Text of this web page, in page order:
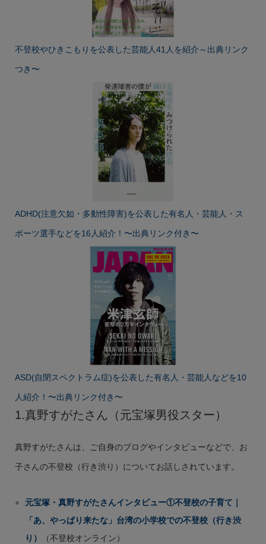
不登校やひきこもりを公表した芸能人41人を紹介～出典リンク
つき〜
ADHD(注意欠如・多動性障害)を公表した有名人・芸能人・ス
ポーツ選手などを16人紹介！〜出典リンク付き〜
ASD(自閉スペクトラム症)を公表した有名人・芸能人などを10
人紹介！〜出典リンク付き〜
1.真野すがたさん（元宝塚男役スター）
真野すがたさんは、ご自身のブログやインタビューなどで、お
子さんの不登校（行き渋り）についてお話しされています。
元宝塚・真野すがたさんインタビュー①不登校の子育て｜
「あ、やっぱり来たな」台湾の小学校での不登校（行き渋
り）
（不登校オンライン）